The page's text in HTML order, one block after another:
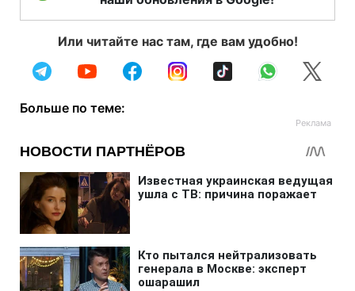
Или читайте нас там, где вам удобно!
Больше по теме: